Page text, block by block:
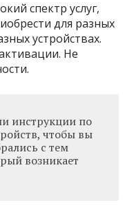
спектр услуг,
для разных
устройствах.
Не
инструкции по
чтобы вы
с тем
возникает